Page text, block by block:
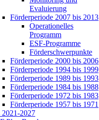
Eva­lu­ie­rung
För­der­pe­ri­ode 2007 bis 2013
Ope­ra­tio­nel­les
Pro­gramm
ESF-Pro­gram­me
För­der­schwer­punk­te
För­der­pe­ri­ode 2000 bis 2006
För­der­pe­ri­ode 1994 bis 1999
För­der­pe­ri­ode 1989 bis 1993
För­der­pe­ri­ode 1984 bis 1988
För­der­pe­ri­ode 1972 bis 1983
För­der­pe­ri­ode 1957 bis 1971
2021-2027